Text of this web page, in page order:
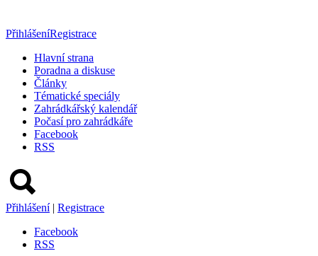
PřihlášeníRegistrace
Hlavní strana
Poradna a diskuse
Články
Tématické speciály
Zahrádkářský kalendář
Počasí pro zahrádkáře
Facebook
RSS
Přihlášení | Registrace
Facebook
RSS